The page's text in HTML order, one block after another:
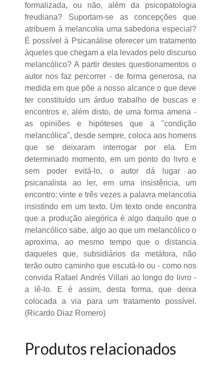
formalizada, ou não, além da psicopatologia
freudiana? Suportam-se as concepções que
atribuem à melancolia uma sabedoria especial?
É possível à Psicanálise oferecer um tratamento
àqueles que chegam a ela levados pelo discurso
melancólico? A partir destes questionamentos o
autor nos faz percorrer - de forma generosa, na
medida em que põe a nosso alcance o que deve
ter constituído um árduo trabalho de buscas e
encontros e, além disto, de uma forma amena -
as opiniões e hipóteses que a "condição
melancólica", desde sempre, coloca aos homens
que se deixaram interrogar por ela. Em
determinado momento, em um ponto do livro e
sem poder evitá-lo, o autor dá lugar ao
psicanalista ao ler, em uma insistência, um
encontro: vinte e três vezes a palavra melancolia
insistindo em um texto. Um texto onde encontra
que a produção alegórica é algo daquilo que o
melancólico sabe, algo ao que um melancólico o
aproxima, ao mesmo tempo que o distancia
daqueles que, subsidiários da metáfora, não
terão outro caminho que escutá-lo ou - como nos
convida Rafael Andrés Villari ao longo do livro -
a lê-lo. E é assim, desta forma, que deixa
colocada a via para um tratamento possível.
(Ricardo Diaz Romero)
Produtos relacionados